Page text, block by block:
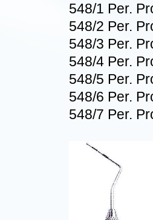
548/1 Per.
548/2 Per.
548/3 Per.
548/4 Per.
548/5 Per.
548/6 Per.
548/7 Per.